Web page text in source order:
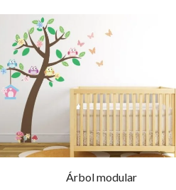
Árbol modular